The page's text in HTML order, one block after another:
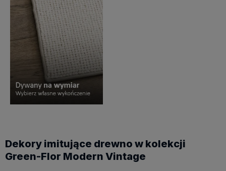
Dekory imitujące drewno w kolekcji
Green-Flor Modern Vintage